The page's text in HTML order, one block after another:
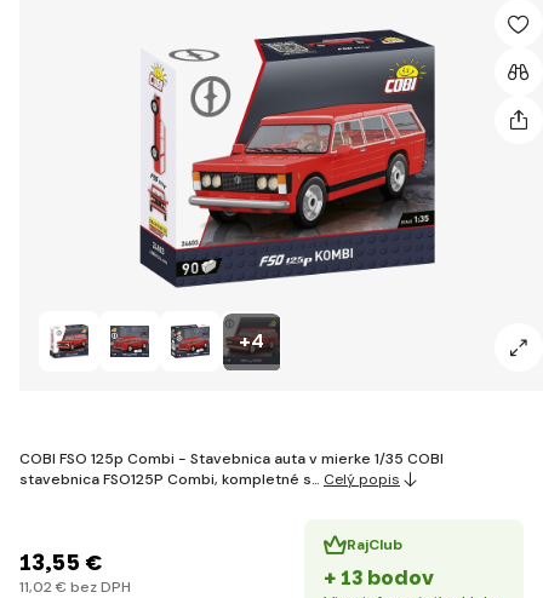
+4
COBI FSO 125p Combi - Stavebnica auta v mierke 1/35 COBI
stavebnica FSO125P Combi, kompletné s… Celý popis
13,55 €
11,02 € bez DPH
RajClub
+ 13 bodov